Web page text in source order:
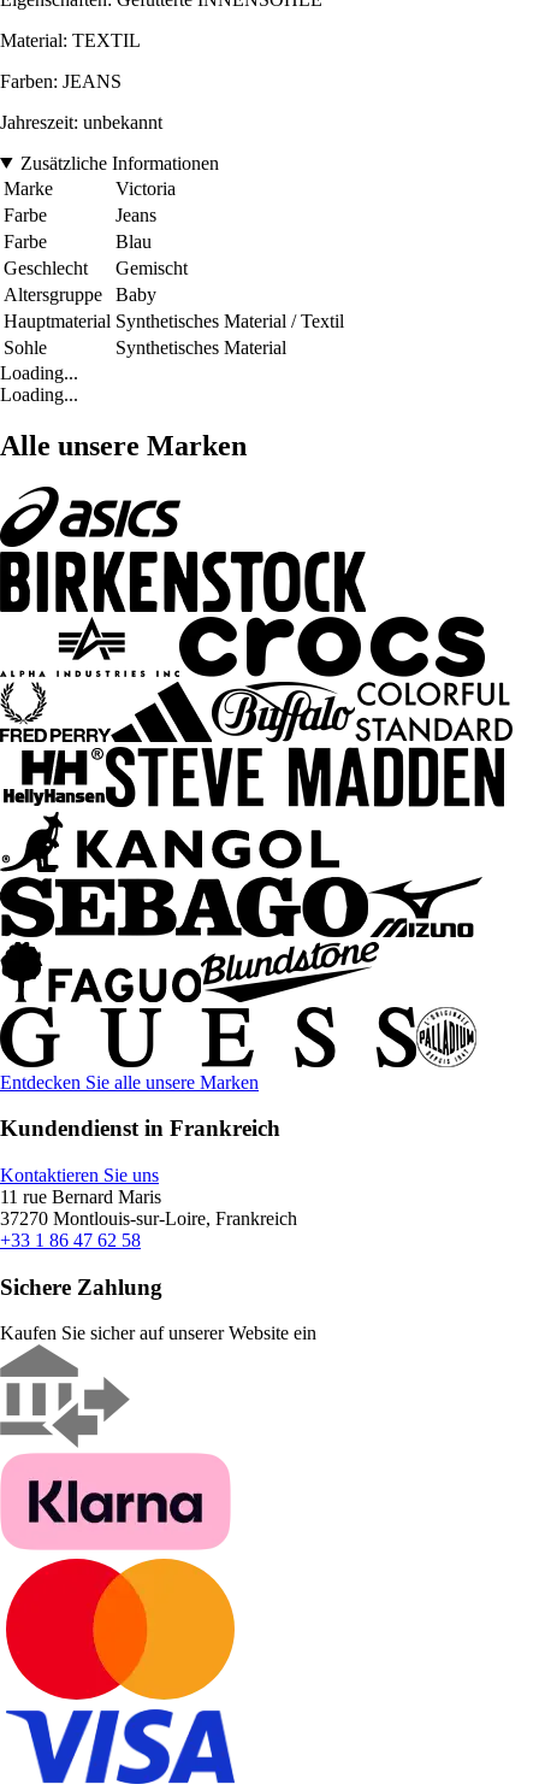
Material: TEXTIL
Farben: JEANS
Jahreszeit: unbekannt
Zusätzliche Informationen
Marke
Victoria
Farbe
Jeans
Farbe
Blau
Geschlecht
Gemischt
Altersgruppe
Baby
Hauptmaterial Synthetisches Material / Textil
Sohle
Synthetisches Material
Loading...
Loading...
Alle unsere Marken
Entdecken Sie alle unsere Marken
Kundendienst in Frankreich
Kontaktieren Sie uns
11 rue Bernard Maris
37270 Montlouis-sur-Loire, Frankreich
+33 1 86 47 62 58
Sichere Zahlung
Kaufen Sie sicher auf unserer Website ein